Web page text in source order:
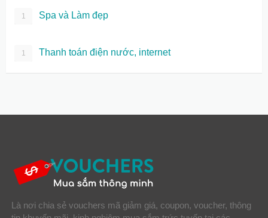
1 Spa và Làm đẹp
1 Thanh toán điện nước, internet
Là nơi chia sẻ vouchers mã giảm giá, coupon, voucher, thông